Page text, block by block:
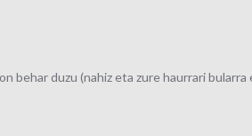
behar duzu (nahiz eta zure haurrari bularra